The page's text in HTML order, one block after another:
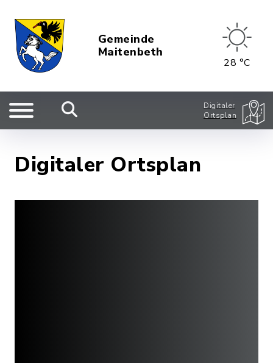
Gemeinde
Maitenbeth
28 °C
Digitaler
Ortsplan
Digitaler Ortsplan